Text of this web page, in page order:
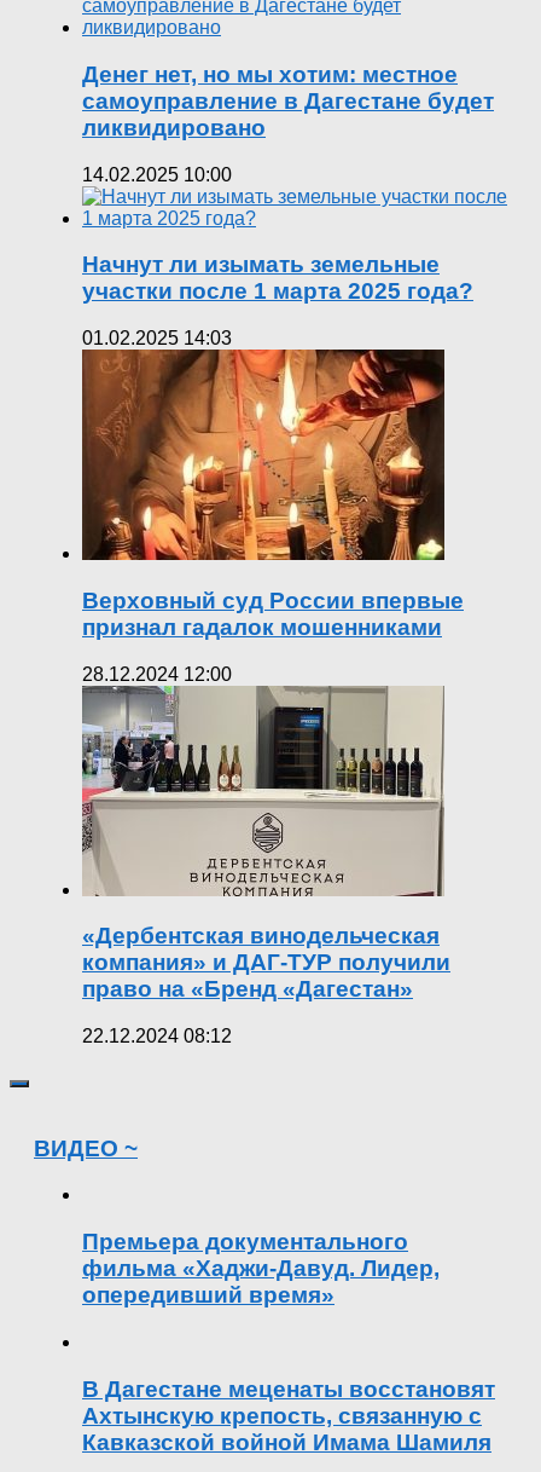
Денег нет, но мы хотим: местное
самоуправление в Дагестане будет
ликвидировано
14.02.2025 10:00
Начнут ли изымать земельные
участки после 1 марта 2025 года?
01.02.2025 14:03
Верховный суд России впервые
признал гадалок мошенниками
28.12.2024 12:00
«Дербентская винодельческая
компания» и ДАГ-ТУР получили
право на «Бренд «Дагестан»
22.12.2024 08:12
ВИДЕО ~
Премьера документального
фильма «Хаджи-Давуд. Лидер,
опередивший время»
В Дагестане меценаты восстановят
Ахтынскую крепость, связанную с
Кавказской войной Имама Шамиля